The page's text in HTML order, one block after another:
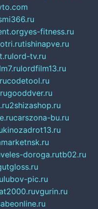
yes-fitness.ru
tishinapve.ru
lord-tv.ru
lordfilm13.ru
codetool.ru
gooddver.ru
2shizashop.ru
carszona-bu.ru
kinozadrot13.ru
veles-doroga.rutb02.ru
lubov-pic.ru
vgurin.ru